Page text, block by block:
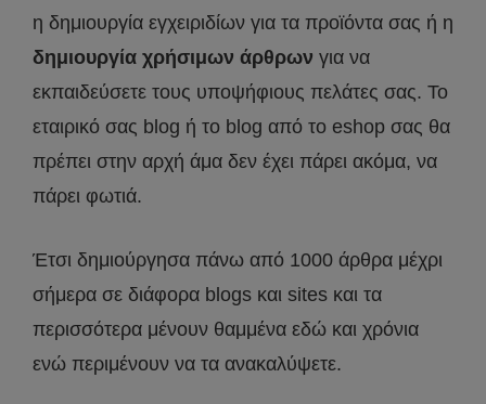
η δημιουργία εγχειριδίων για τα προϊόντα σας ή η
δημιουργία χρήσιμων άρθρων για να
εκπαιδεύσετε τους υποψήφιους πελάτες σας. Το
εταιρικό σας blog ή το blog από το eshop σας θα
πρέπει στην αρχή άμα δεν έχει πάρει ακόμα, να
πάρει φωτιά.
Έτσι δημιούργησα πάνω από 1000 άρθρα μέχρι
σήμερα σε διάφορα blogs και sites και τα
περισσότερα μένουν θαμμένα εδώ και χρόνια
ενώ περιμένουν να τα ανακαλύψετε.